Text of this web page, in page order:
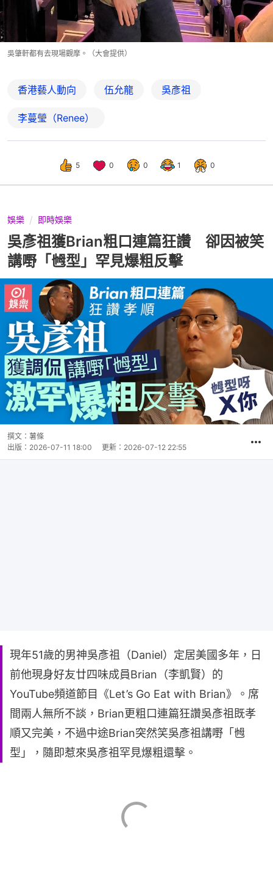
吳肇軒都有去現場觀摩。（大會提供）
香港藝人動向 伍允龍 吳彥祖
李蔓瑩（Renee）
5 0 0 1 0
娛樂 即時娛樂
吳彥祖獲Brian粗口連篇狂讚 卻因被笑
講嘢「乸型」罕見爆粗反擊
撰文： 薯條
出版： 2026-07-11 18:00 更新： 2026-07-12 22:55
現年51歲的男神吳彥祖（Daniel）定居美國多年，日
前他現身好友廿四味成員Brian（李凱賢）的
YouTube頻道節目《Let’s Go Eat with Brian》。席
間兩人無所不談，Brian更粗口連篇狂讚吳彥祖既孝
順又完美，不過中途Brian突然笑吳彥祖講嘢「乸
型」，隨即惹來吳彥祖罕見爆粗還擊。